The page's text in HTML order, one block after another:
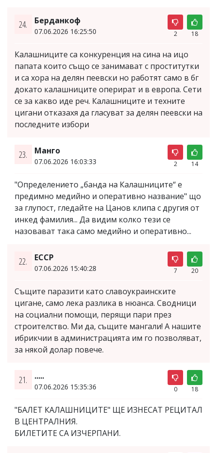
24. Берданкоф
07.06.2026 16:25:50 2 18
Калашниците са конкуренция на сина на ицо
папата които също се занимават с проститутки
и са хора на делян пеевски но работят само в бг
докато калашниците оперират и в европа. Сети
се за какво иде реч. Калашниците и техните
цигани отказахя да гласуват за делян пеевски на
последните избори
23. Манго
07.06.2026 16:03:33 2 14
"Определението „банда на Калашниците“ е
предимно медийно и оперативно название" що
за глупост, гледайте на Цанов клипа с другия от
инкед фамилия... Да видим колко тези се
назовават така само медийно и оперативно...
22. ЕССР
07.06.2026 15:40:28 7 20
Същите паразити като славоукраинските
цигане, само лека разлика в нюанса. Сводници
на социални помощи, перящи пари през
строителство. Ми да, същите мангали! А нашите
ибрикчии в администрацията им го позволяват,
за някой долар повече.
21. .....
07.06.2026 15:35:36 0 18
"БАЛЕТ КАЛАШНИЦИТЕ" ЩЕ ИЗНЕСАТ РЕЦИТАЛ
В ЦЕНТРАЛНИЯ.
БИЛЕТИТЕ СА ИЗЧЕРПАНИ.